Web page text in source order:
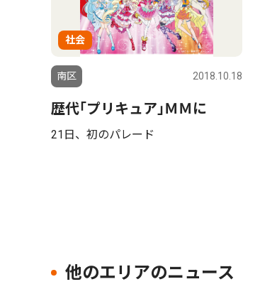
社会
南区 2018.10.18
歴代｢プリキュア｣ＭＭに
21日、初のパレード
他のエリアのニュース